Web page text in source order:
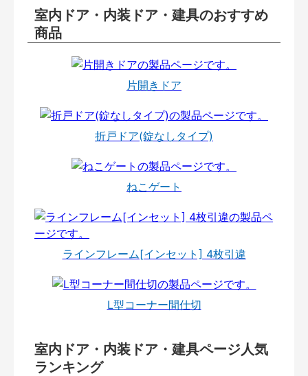
室内ドア・内装ドア・建具のおすすめ
商品
片開きドア
折戸ドア(錠なしタイプ)
ねこゲート
ラインフレーム[インセット] 4枚引違
L型コーナー間仕切
室内ドア・内装ドア・建具ページ人気
ランキング